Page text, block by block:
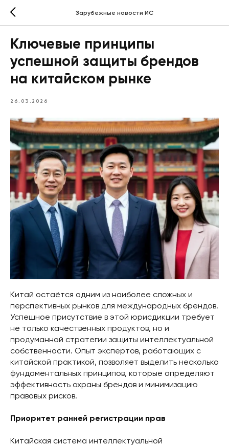
Зарубежные новости ИС
Ключевые принципы
успешной защиты брендов
на китайском рынке
26.03.2026
Китай остаётся одним из наиболее сложных и
перспективных рынков для международных брендов.
Успешное присутствие в этой юрисдикции требует
не только качественных продуктов, но и
продуманной стратегии защиты интеллектуальной
собственности. Опыт экспертов, работающих с
китайской практикой, позволяет выделить несколько
фундаментальных принципов, которые определяют
эффективность охраны брендов и минимизацию
правовых рисков.
Приоритет ранней регистрации прав
Китайская система интеллектуальной